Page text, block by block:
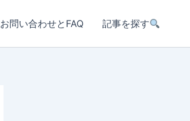
お問い合わせとFAQ 記事を探す